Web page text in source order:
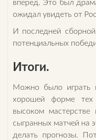
вперед. Это был
ожидал увидеть от
И последней
потенциальных
Итоги.
Можно было играть
хорошей форме
высоком мастерстве
сыгранных матчей на
делать прогнозы.